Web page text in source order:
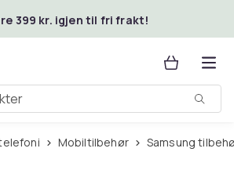
399 kr. igjen til fri frakt!
Mobiltilbehør Samsung